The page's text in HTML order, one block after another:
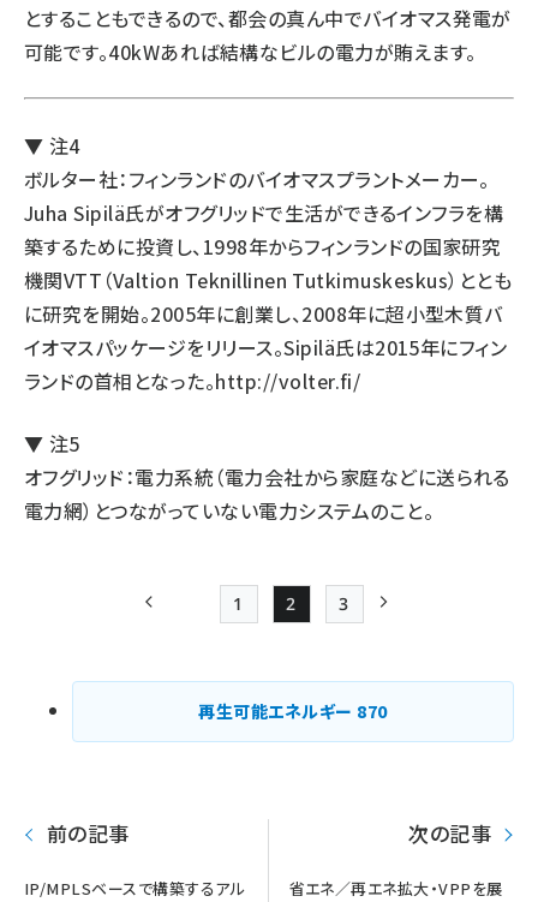
とすることもできるので、都会の真ん中でバイオマス発電が
可能です。40kWあれば結構なビルの電力が賄えます。
▼ 注4
ボルター社：フィンランドのバイオマスプラントメーカー。
Juha Sipilä氏がオフグリッドで生活ができるインフラを構
築するために投資し、1998年からフィンランドの国家研究
機関VTT（Valtion Teknillinen Tutkimuskeskus）ととも
に研究を開始。2005年に創業し、2008年に超小型木質バ
イオマスパッケージをリリース。Sipilä氏は2015年にフィン
ランドの首相となった。http://volter.fi/
▼ 注5
オフグリッド：電力系統（電力会社から家庭などに送られる
電力網）とつながっていない電力システムのこと。
ジ
送
前ページ Page
1
Page
2
Page
3
再生可能エネルギー 870
前の記事
IP/MPLSベースで構築するアル
次の記事
省エネ／再エネ拡大・VPPを展